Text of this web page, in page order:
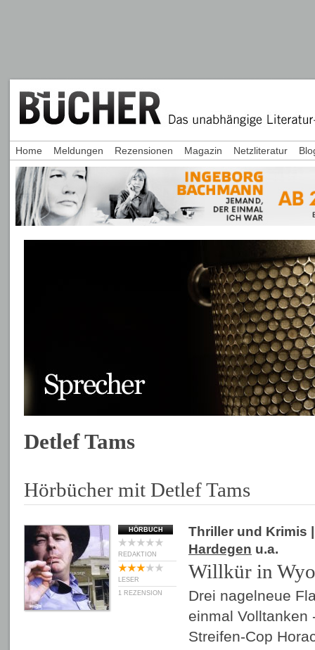
Detlef Tams
Hörbücher mit Detlef Tams
HÖRBUCH
REDAKTION
LESER
1 REZENSION
Thriller und Krimis
Hardegen u.a.
Willkür in
Drei nagelneue
einmal Volltanken
Streifen-Cop
Home Meldungen Rezensionen Magazin Netzliteratur